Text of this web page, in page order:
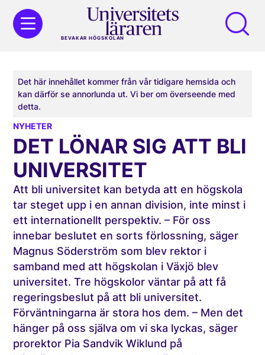
BEVAKAR HÖGSKOLAN
Det här innehållet kommer från vår tidigare hemsida och
kan därför se annorlunda ut. Vi ber om överseende med
detta.
NYHETER
DET LÖNAR SIG ATT BLI
UNIVERSITET
Att bli universitet kan betyda att en högskola
tar steget upp i en annan division, inte minst i
ett internationellt perspektiv. – För oss
innebar beslutet en sorts förlossning, säger
Magnus Söderström som blev rektor i
samband med att högskolan i Växjö blev
universitet. Tre högskolor väntar på att få
regeringsbeslut på att bli universitet.
Förväntningarna är stora hos dem. – Men det
hänger på oss själva om vi ska lyckas, säger
prorektor Pia Sandvik Wiklund på